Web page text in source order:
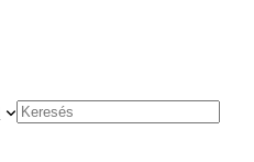
Keresés